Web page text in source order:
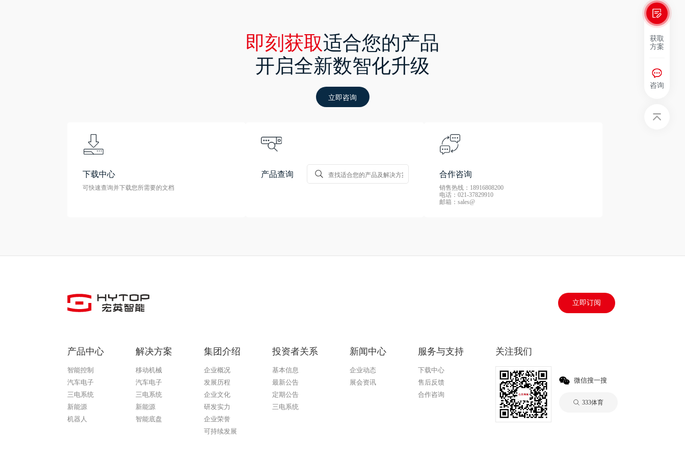
即刻获取适合您的产品
开启全新数智化升级
立即咨询
下载中心
可快速查询并下载您所需要的文档
产品查询 合作咨询
销售热线：18916808200
电话：021-37829910
邮箱：sales@
获取
方案
咨询
立即订阅
产品中心
智能控制
汽车电子
三电系统
新能源
机器人
解决方案
移动机械
汽车电子
三电系统
新能源
智能底盘
集团介绍
企业概况
发展历程
企业文化
研发实力
企业荣誉
可持续发展
投资者关系
基本信息
最新公告
定期公告
三电系统
新闻中心
企业动态
展会资讯
服务与支持
下载中心
售后反馈
合作咨询
关注我们
微信搜一搜
333体育